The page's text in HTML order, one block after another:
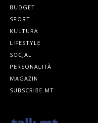
BUDGET
SPORT
KULTURA
LIFESTYLE
SOĊJAL
PERSONALITÀ
MAGAŻIN
SUBSCRIBE.MT